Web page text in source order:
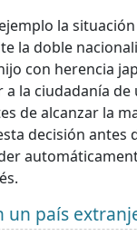
la situación
la doble
con herencia
la ciudadanía de
de alcanzar la
decisión antes
un país